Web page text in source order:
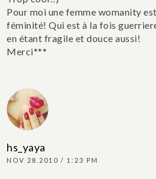
Pour moi une femme womanity
féminité! Qui est à la fois
en étant fragile et douce aussi!
Merci***
hs_yaya
NOV 28.2010 / 1:23 PM